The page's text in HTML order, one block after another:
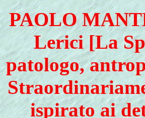
PAOLO
Lerici [La
patologo,
ispirato ai